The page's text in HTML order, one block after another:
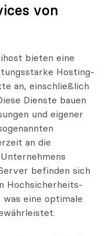
von
bieten eine
Hosting-
an, einschließlich
Dienste bauen
und eigener
an die
befinden sich
Hochsicherheits-
was eine optimale